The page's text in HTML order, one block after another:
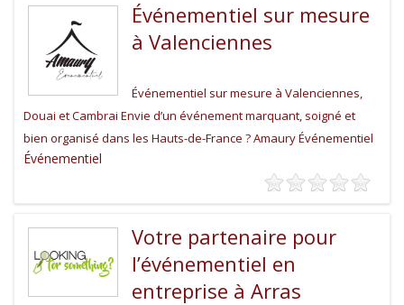
Événementiel sur mesure
à Valenciennes
Événementiel sur mesure à Valenciennes,
Douai et Cambrai Envie d’un événement marquant, soigné et
bien organisé dans les Hauts-de-France ? Amaury Événementiel
Événementiel
Votre partenaire pour
l’événementiel en
entreprise à Arras